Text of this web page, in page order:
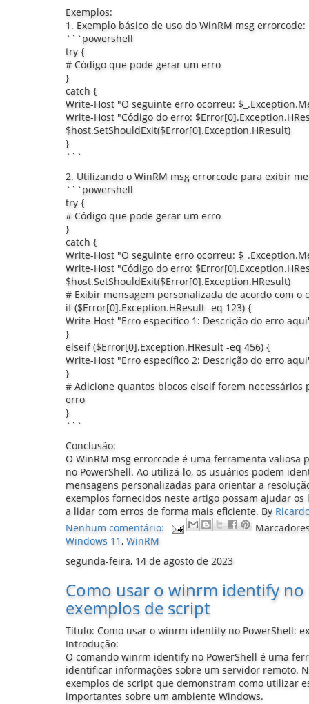
Exemplos:
1. Exemplo básico de uso do WinRM msg errorcode:
```powershell
try {
# Código que pode gerar um erro
}
catch {
Write-Host "O seguinte erro ocorreu:
Write-Host "Código do erro:
$host.SetShouldExit($Error[0].Exception.HResult)
}
```
2. Utilizando o WinRM msg errorcode para exibir
```powershell
try {
# Código que pode gerar um erro
}
catch {
Write-Host "O seguinte erro ocorreu:
Write-Host "Código do erro:
$host.SetShouldExit($Error[0].Exception.HResult)
# Exibir mensagem personalizada de acordo com o
if ($Error[0].Exception.HResult -eq 123) {
Write-Host "Erro específico 1: Descrição do erro
}
elseif ($Error[0].Exception.HResult -eq 456) {
Write-Host "Erro específico 2: Descrição do erro
}
# Adicione quantos blocos elseif forem
erro
}
```
Conclusão:
O WinRM msg errorcode é uma ferramenta valiosa
no PowerShell. Ao utilizá-lo, os usuários podem
mensagens personalizadas para orientar a
exemplos fornecidos neste artigo possam ajudar
a lidar com erros de forma mais eficiente. By
Nenhum comentário:
Windows 11, WinRM
segunda-feira, 14 de agosto de 2023
Como usar o winrm identify no
exemplos de script
Título: Como usar o winrm identify no PowerShell:
Introdução:
O comando winrm identify no PowerShell é uma
identificar informações sobre um servidor remoto.
exemplos de script que demonstram como utilizar
importantes sobre um ambiente Windows.